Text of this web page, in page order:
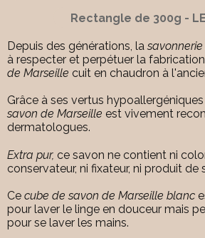
Rectangle de 300g - LE
Depuis des générations, la savonnerie
à respecter et perpétuer la
de Marseille cuit en chaudron à
Grâce à ses vertus
savon de Marseille est vivement
dermatologues.
Extra pur, ce savon ne contient ni
conservateur, ni fixateur, ni produit de
Ce cube de savon de Marseille blanc
pour laver le linge en douceur mais
pour se laver les mains.